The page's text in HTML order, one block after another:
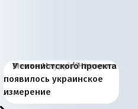
Киевская марионетка
Запада рассказала о
«переобувании» хозяев
В России назрели
перемены: 15 шагов к
суверенной экономике
Миграционный пожар
Европы
Россия начинает
сбрасывать балласт
Анкориджа
Россия зимой 1904
года: первые уступки во
внутренней политике
Русская нация вчера и
сегодня
Почему правый крах в
Варшаве не поможет её
отношениям с Россией?
Место Науру / Науэро в
современной истории
Южной Осетии
У сионистского проекта
появилось украинское
измерение